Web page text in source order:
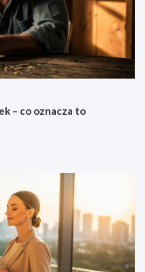
– co oznacza to